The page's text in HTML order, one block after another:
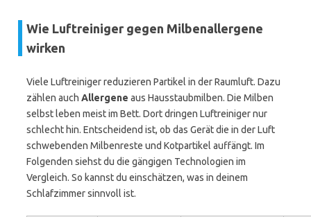
Wie Luftreiniger gegen Milbenallergene
wirken
Viele Luftreiniger reduzieren Partikel in der Raumluft. Dazu
zählen auch Allergene aus Hausstaubmilben. Die Milben
selbst leben meist im Bett. Dort dringen Luftreiniger nur
schlecht hin. Entscheidend ist, ob das Gerät die in der Luft
schwebenden Milbenreste und Kotpartikel auffängt. Im
Folgenden siehst du die gängigen Technologien im
Vergleich. So kannst du einschätzen, was in deinem
Schlafzimmer sinnvoll ist.